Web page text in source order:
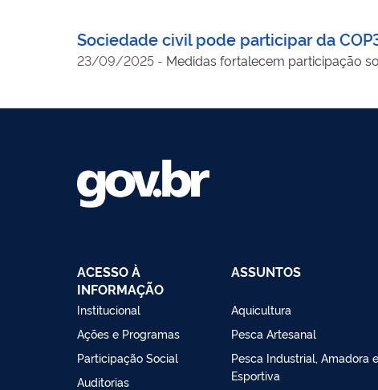
Sociedade civil pode participar da
23/09/2025 - Medidas fortalecem participação
ACESSO À
INFORMAÇÃO
Institucional
Ações e Programas
Participação Social
Auditorias
ASSUNTOS
Aquicultura
Pesca Artesanal
Pesca Industrial, Amadora e
Esportiva